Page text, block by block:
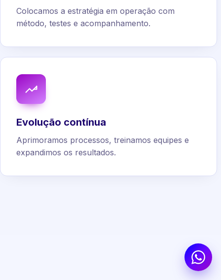
Colocamos a estratégia em operação com
método, testes e acompanhamento.
Evolução contínua
Aprimoramos processos, treinamos equipes e
expandimos os resultados.